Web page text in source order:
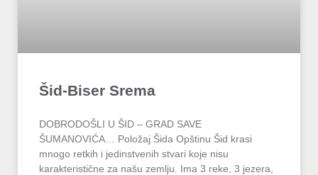
Šid-Biser Srema
DOBRODOŠLI U ŠID – GRAD SAVE
ŠUMANOVIĆA… Položaj Šida Opštinu Šid krasi
mnogo retkih i jedinstvenih stvari koje nisu
karakteristične za našu zemlju. Ima 3 reke, 3 jezera,